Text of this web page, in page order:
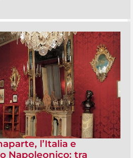
l’Italia e
Napoleonico: tra